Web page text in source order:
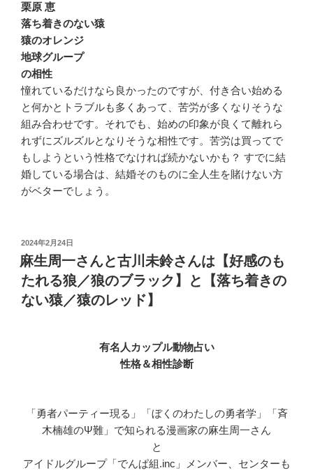
栗原 恵
落ち着きのない猿
猿のオレンジ
地球グループ
の相性
憧れているだけなら良かったのですが、付き合い始める
と何かとトラブルも多くあって、苦労が多くなりそうな
組み合わせです。それでも、始めの印象が良くて離れら
れずにズルズルとなりそうな相性です。苦労は買ってで
もしようという性格でなければ続かないかも？ すでに結
婚している場合は、結婚そのものに全人生を賭けない方
がベターでしょう。
投
稿
日:
2024年2月24日
麻生周一さんと古川未鈴さんは【好感のも
たれる狼／狼のブラック】と【落ち着きの
ない猿／猿のレッド】
有名人カップル動物占い
性格＆相性診断
「勇者パーティー現る」「ぼくのわたしの勇者学」「斉
木楠雄のΨ難」で知られる漫画家の麻生周一さん
と
アイドルグループ「でんぱ組.inc」メンバー、センターも